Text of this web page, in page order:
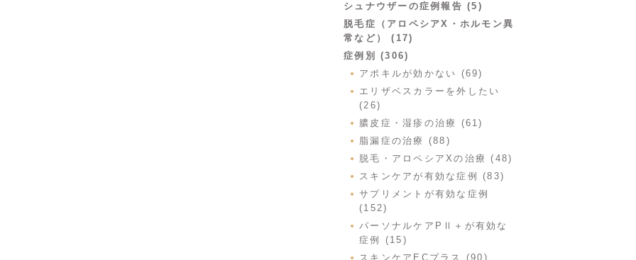
シュナウザーの症例報告 (5)
脱毛症（アロペシアX・ホルモン異
常など） (17)
症例別 (306)
アポキルが効かない (69)
エリザベスカラーを外したい
(26)
膿皮症・湿疹の治療 (61)
脂漏症の治療 (88)
脱毛・アロペシアXの治療 (48)
スキンケアが有効な症例 (83)
サプリメントが有効な症例
(152)
パーソナルケアPⅡ＋が有効な
症例 (15)
スキンケアECプラス (90)